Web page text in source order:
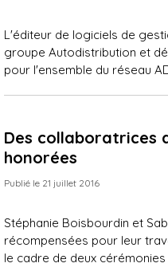
L'éditeur de logiciels de
groupe Autodistribution et
pour l'ensemble du réseau
Des collaboratrices
honorées
Publié le 21 juillet 2016
Stéphanie Boisbourdin et
récompensées pour leur
le cadre de deux cérémonies